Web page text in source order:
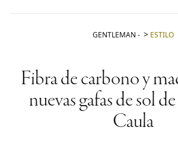
GENTLEMAN - ESTILO
Fibra de carbono y
nuevas gafas de sol
Caula